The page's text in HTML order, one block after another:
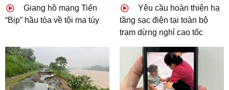
Giang hồ mạng Tiến
“Bịp” hầu tòa về tội ma túy
Yêu cầu hoàn thiện hạ
tầng sạc điện tại toàn bộ
trạm dừng nghỉ cao tốc